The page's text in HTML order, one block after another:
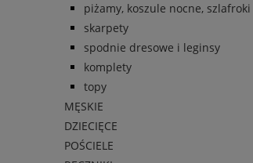
piżamy, koszule nocne, szlafroki
skarpety
spodnie dresowe i leginsy
komplety
topy
MĘSKIE
DZIECIĘCE
POŚCIELE